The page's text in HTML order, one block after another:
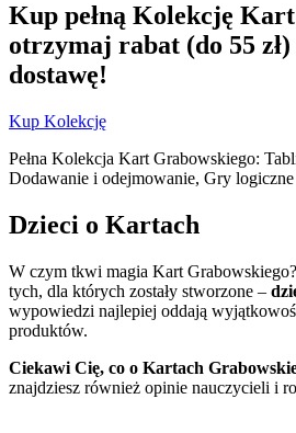
Kup pełną Kolekcję
otrzymaj rabat (do 55
dostawę!
Kup Kolekcję
Pełna Kolekcja Kart Grabowskiego:
Dodawanie i odejmowanie, Gry logiczne
Dzieci o Kartach
W czym tkwi magia Kart
tych, dla których zostały stworzone –
wypowiedzi najlepiej oddają
produktów.
Ciekawi Cię, co o Kartach
znajdziesz również opinie nauczycieli i